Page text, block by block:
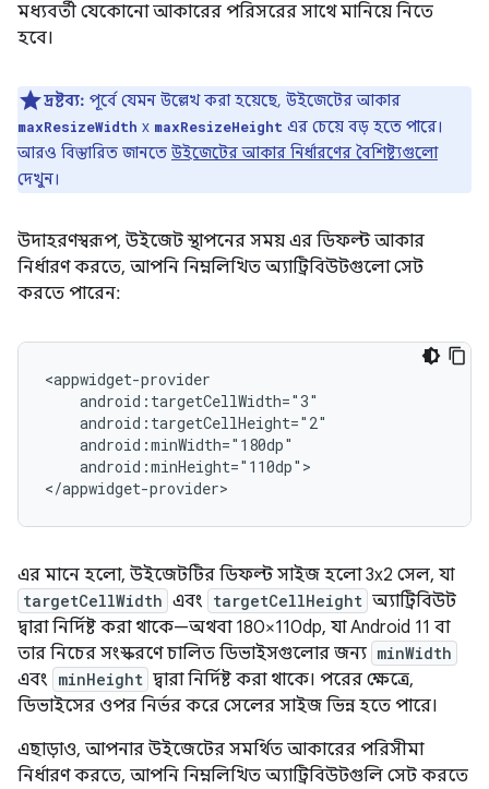
মধ্যবর্তী যেকোনো আকারের পরিসরের সাথে মানিয়ে নিতে
হবে।
দ্রষ্টব্য: পূর্বে যেমন উল্লেখ করা হয়েছে, উইজেটের আকার
maxResizeWidth x maxResizeHeight এর চেয়ে বড় হতে পারে।
আরও বিস্তারিত জানতে উইজেটের আকার নির্ধারণের বৈশিষ্ট্যগুলো
দেখুন।
উদাহরণস্বরূপ, উইজেট স্থাপনের সময় এর ডিফল্ট আকার
নির্ধারণ করতে, আপনি নিম্নলিখিত অ্যাট্রিবিউটগুলো সেট
করতে পারেন:
android:minHeight="110dp">
এর মানে হলো, উইজেটটির ডিফল্ট সাইজ হলো 3x2 সেল, যা
targetCellWidth এবং targetCellHeight অ্যাট্রিবিউট
দ্বারা নির্দিষ্ট করা থাকে—অথবা 180×110dp, যা Android 11 বা
তার নিচের সংস্করণে চালিত ডিভাইসগুলোর জন্য minWidth
এবং minHeight দ্বারা নির্দিষ্ট করা থাকে। পরের ক্ষেত্রে,
ডিভাইসের ওপর নির্ভর করে সেলের সাইজ ভিন্ন হতে পারে।
এছাড়াও, আপনার উইজেটের সমর্থিত আকারের পরিসীমা
নির্ধারণ করতে, আপনি নিম্নলিখিত অ্যাট্রিবিউটগুলি সেট করতে